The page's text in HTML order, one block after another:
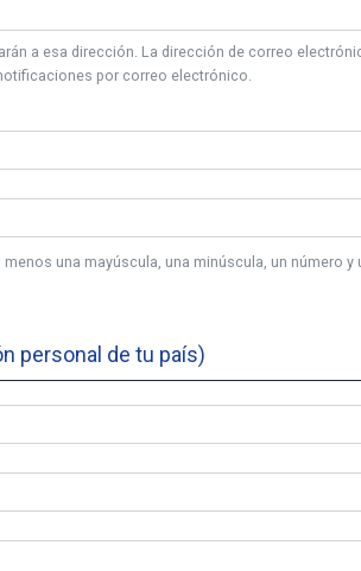
a esa dirección. La dirección de correo
por correo electrónico.
una mayúscula, una minúscula, un número y
personal de tu país)